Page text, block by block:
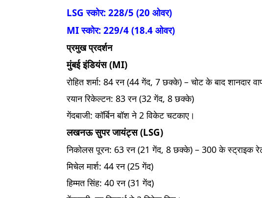
LSG स्कोर: 228/5 (20 ओवर)
MI स्कोर: 229/4 (18.4 ओवर)
प्रमुख प्रदर्शन
मुंबई इंडियंस (MI)
रोहित शर्मा: 84 रन (44 गेंद, 7 छक्के) – चोट के बाद शानदार
रयान रिकेल्टन: 83 रन (32 गेंद, 8 छक्के)
गेंदबाजी: कॉर्बिन बॉश ने 2 विकेट चटकाए।
लखनऊ सुपर जायंट्स (LSG)
निकोलस पूरन: 63 रन (21 गेंद, 8 छक्के) – 300 के स्ट्राइक रेट
मिचेल मार्श: 44 रन (25 गेंद)
हिम्मत सिंह: 40 रन (31 गेंद)